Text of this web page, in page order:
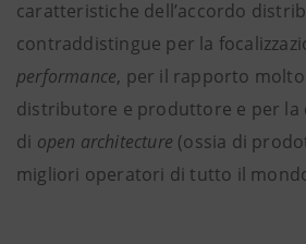
caratteristiche dell’accordo
contraddistingue per la
performance, per il rapporto
distributore e produttore e per la
di open architecture (ossia di
migliori operatori di tutto il